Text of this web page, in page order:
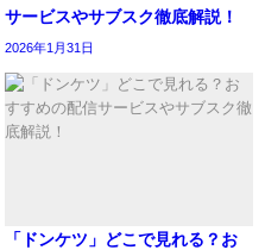
サービスやサブスク徹底解説！
2026年1月31日
「ドンケツ」どこで見れる？お